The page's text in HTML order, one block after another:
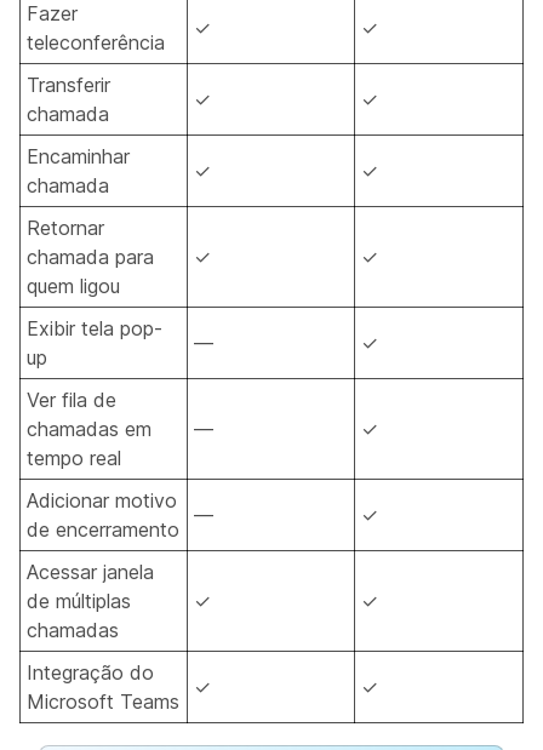
Fazer
teleconferência
✓ ✓
Transferir
chamada
✓ ✓
Encaminhar
chamada
✓ ✓
Retornar
chamada para
quem ligou
✓ ✓
Exibir tela pop-
up
— ✓
Ver fila de
chamadas em
tempo real
— ✓
Adicionar motivo
de encerramento
— ✓
Acessar janela
de múltiplas
chamadas
✓ ✓
Integração do
Microsoft Teams
✓ ✓